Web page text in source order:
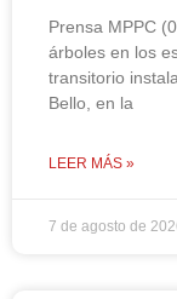
Prensa MPPC
árboles en los
transitorio
Bello, en la
LEER MÁS »
7 de agosto de